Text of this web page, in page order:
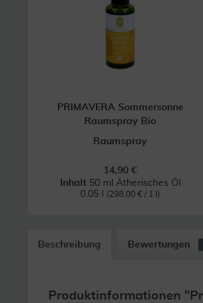
PRIMAVERA Sommersonne
Raumspray Bio
Raumspray
14,90 €
Inhalt 50 ml Ätherisches Öl
0.05 l
(298,00 € / 1 l)
Beschreibung Bewertungen
Produktinformationen